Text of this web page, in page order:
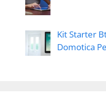
Kit Starter
Domotica